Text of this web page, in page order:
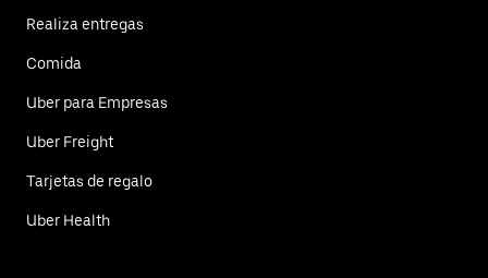
Realiza entregas
Comida
Uber para Empresas
Uber Freight
Tarjetas de regalo
Uber Health